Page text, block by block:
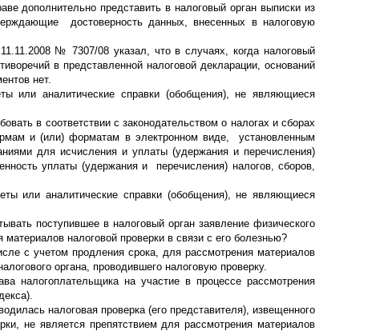
дополнительно представить в налоговый орган выписки из
достоверность данных, внесенных в налоговую
№ 7307/08 указал, что в случаях, когда налоговый
в представленной налоговой декларации, оснований
нет.
или аналитические справки (обобщения), не являющиеся
в соответствии с законодательством о налогах и сборах
и (или) форматам в электронном виде, установленным
для исчисления и уплаты (удержания и перечисления)
уплаты (удержания и перечисления) налогов, сборов,
или аналитические справки (обобщения), не являющиеся
поступившее в налоговый орган заявление физического
налоговой проверки в связи с его болезнью?
с учетом продления срока, для рассмотрения материалов
органа, проводившего налоговую проверку.
налогоплательщика на участие в процессе рассмотрения
налоговая проверка (его представителя), извещенного
не является препятствием для рассмотрения материалов